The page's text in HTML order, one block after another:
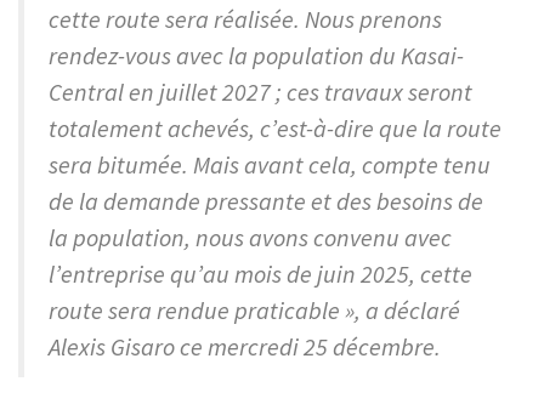
cette route sera réalisée. Nous prenons
rendez-vous avec la population du Kasai-
Central en juillet 2027 ; ces travaux seront
totalement achevés, c’est-à-dire que la route
sera bitumée. Mais avant cela, compte tenu
de la demande pressante et des besoins de
la population, nous avons convenu avec
l’entreprise qu’au mois de juin 2025, cette
route sera rendue praticable », a déclaré
Alexis Gisaro ce mercredi 25 décembre.